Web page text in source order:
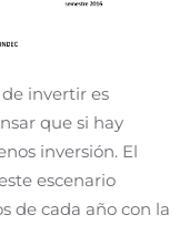
invertir es
que si hay
inversión. El
escenario
de cada año con la